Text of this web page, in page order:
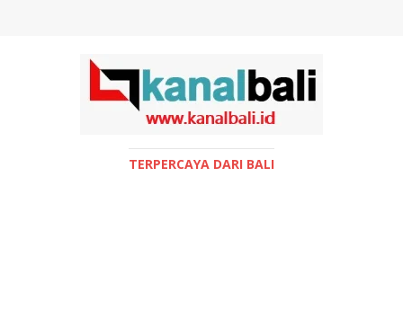
TERPERCAYA DARI BALI